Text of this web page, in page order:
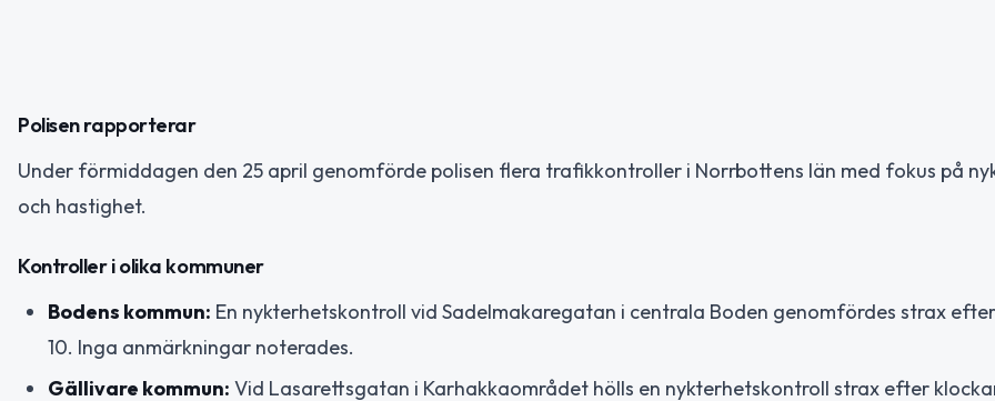
Polisen rapporterar
Under förmiddagen den 25 april genomförde polisen flera trafikkontroller i Norrbottens län med fokus på
och hastighet.
Kontroller i olika kommuner
Bodens kommun: En nykterhetskontroll vid Sadelmakaregatan i centrala Boden genomfördes strax
10. Inga anmärkningar noterades.
Gällivare kommun: Vid Lasarettsgatan i Karhakkaområdet hölls en nykterhetskontroll strax efter